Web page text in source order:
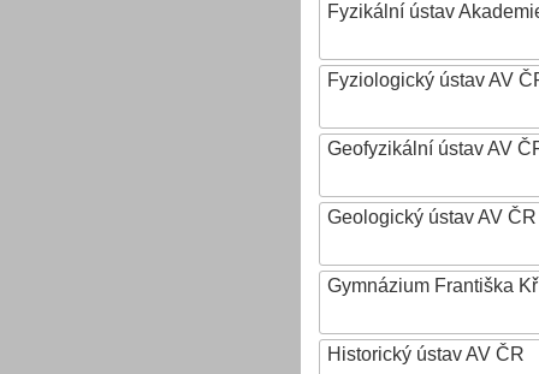
Fyzikální ústav
Fyziologický ústav AV
Geofyzikální ústav AV
Geologický ústav AV ČR
Gymnázium Františka
Historický ústav AV ČR